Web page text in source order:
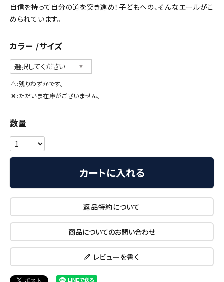
自信を持って自分の道を突き進め！子どもへの、そんなエールがこ
められています。
カラー サイズ
△ 残りわずかです。
✕ ただいま在庫がございません。
カートに入れる
返品特約について
商品についてのお問い合わせ
レビューを書く